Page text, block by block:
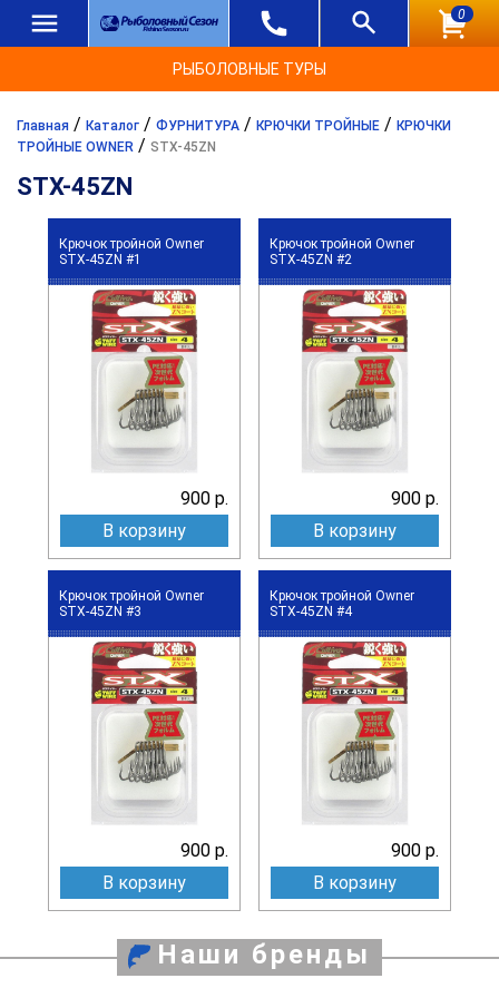
0
РЫБОЛОВНЫЕ ТУРЫ
Главная / Каталог / ФУРНИТУРА / КРЮЧКИ ТРОЙНЫЕ / КРЮЧКИ
ТРОЙНЫЕ OWNER / STX-45ZN
STX-45ZN
Крючок тройной Owner
STX-45ZN #1
900 р.
В корзину
Крючок тройной Owner
STX-45ZN #2
900 р.
В корзину
Крючок тройной Owner
STX-45ZN #3
900 р.
В корзину
Крючок тройной Owner
STX-45ZN #4
900 р.
В корзину
Наши бренды